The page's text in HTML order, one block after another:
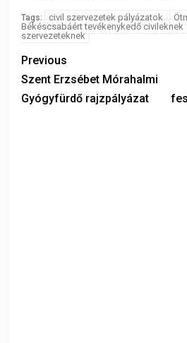
Tags: civil szervezetek pályázatok
Békéscsabáért tevékenykedő civileknek
szervezeteknek
Previous
Szent Erzsébet Mórahalmi
Gyógyfürdő rajzpályázat